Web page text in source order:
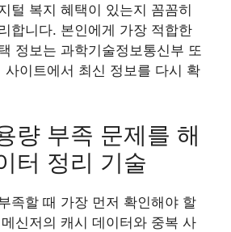
털 복지 혜택이 있는지 꼼꼼히
합니다. 본인에게 가장 적합한
정보는 과학기술정보통신부 또
사이트에서 최신 정보를 다시 확
량 부족 문제를 해
터 정리 기술
족할 때 가장 먼저 확인해야 할
신저의 캐시 데이터와 중복 사